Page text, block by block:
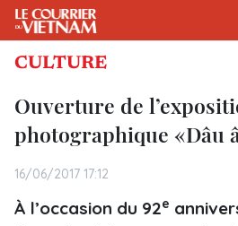
CULTURE
Ouverture de
photographique «Dâu
16/06/2017 17:12
À l’occasion du 92e